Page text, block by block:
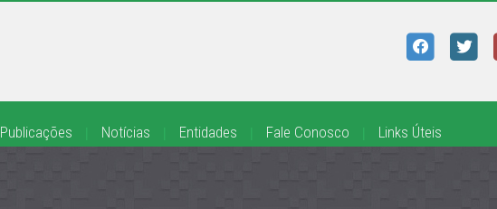
Publicações Notícias Entidades Fale Conosco Links Úteis